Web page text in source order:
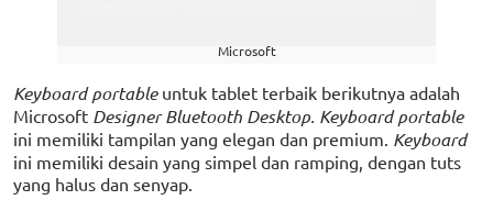
Microsoft
Keyboard portable untuk tablet terbaik berikutnya adalah
Microsoft Designer Bluetooth Desktop. Keyboard portable
ini memiliki tampilan yang elegan dan premium. Keyboard
ini memiliki desain yang simpel dan ramping, dengan tuts
yang halus dan senyap.